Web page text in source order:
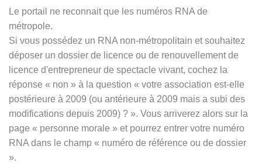
Le portail ne reconnait que les numéros RNA de
métropole.
Si vous possédez un RNA non-métropolitain et souhaitez
déposer un dossier de licence ou de renouvellement de
licence d'entrepreneur de spectacle vivant, cochez la
réponse « non » à la question « votre association est-elle
postérieure à 2009 (ou antérieure à 2009 mais a subi des
modifications depuis 2009) ? ». Vous arriverez alors sur la
page « personne morale » et pourrez entrer votre numéro
RNA dans le champ « numéro de référence ou de dossier
».